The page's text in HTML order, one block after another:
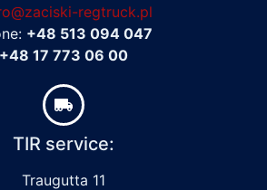
regtruck.pl
+48 513 094 047
+48 17 773 06 00
TIR service:
Traugutta 11